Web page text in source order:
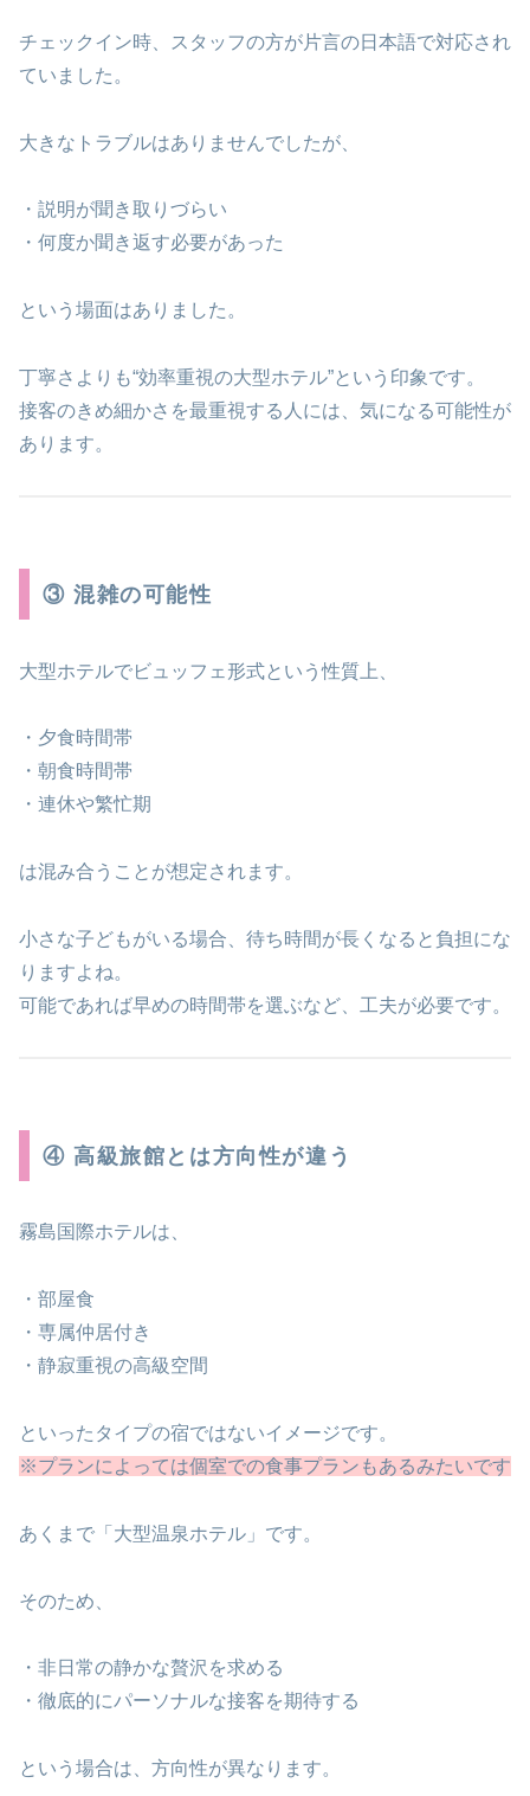
チェックイン時、スタッフの方が片言の日本語で対応され
ていました。
大きなトラブルはありませんでしたが、
・説明が聞き取りづらい
・何度か聞き返す必要があった
という場面はありました。
丁寧さよりも“効率重視の大型ホテル”という印象です。
接客のきめ細かさを最重視する人には、気になる可能性が
あります。
③ 混雑の可能性
大型ホテルでビュッフェ形式という性質上、
・夕食時間帯
・朝食時間帯
・連休や繁忙期
は混み合うことが想定されます。
小さな子どもがいる場合、待ち時間が長くなると負担にな
りますよね。
可能であれば早めの時間帯を選ぶなど、工夫が必要です。
④ 高級旅館とは方向性が違う
霧島国際ホテルは、
・部屋食
・専属仲居付き
・静寂重視の高級空間
といったタイプの宿ではないイメージです。
※プランによっては個室での食事プランもあるみたいです
あくまで「大型温泉ホテル」です。
そのため、
・非日常の静かな贅沢を求める
・徹底的にパーソナルな接客を期待する
という場合は、方向性が異なります。